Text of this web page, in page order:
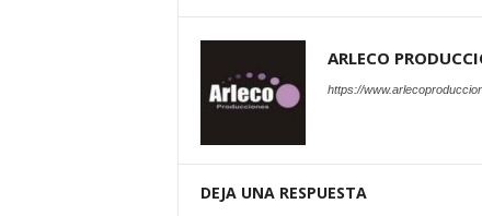
ARLECO
https://
DEJA UNA RESPUESTA